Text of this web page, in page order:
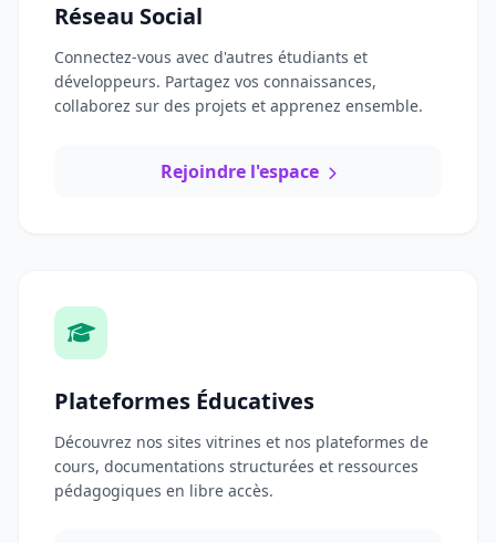
Réseau Social
Connectez-vous avec d'autres étudiants et
développeurs. Partagez vos connaissances,
collaborez sur des projets et apprenez ensemble.
Rejoindre l'espace
Plateformes Éducatives
Découvrez nos sites vitrines et nos plateformes de
cours, documentations structurées et ressources
pédagogiques en libre accès.